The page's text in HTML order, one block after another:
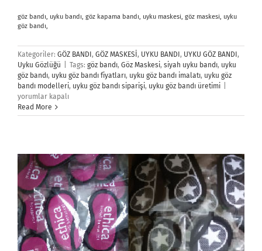
göz bandı, uyku bandı, göz kapama bandı, uyku maskesi, göz maskesi, uyku
göz bandı,
Kategoriler: GÖZ BANDI , GÖZ MASKESİ , UYKU BANDI , UYKU GÖZ BANDI ,
Uyku Gözlüğü
Tags: göz bandı, Göz Maskesi, siyah uyku bandı, uyku
göz bandı, uyku göz bandı fiyatları, uyku göz bandı imalatı, uyku göz
bandı modelleri, uyku göz bandı siparişi, uyku göz bandı üretimi
için
yorumlar kapalı
Read More